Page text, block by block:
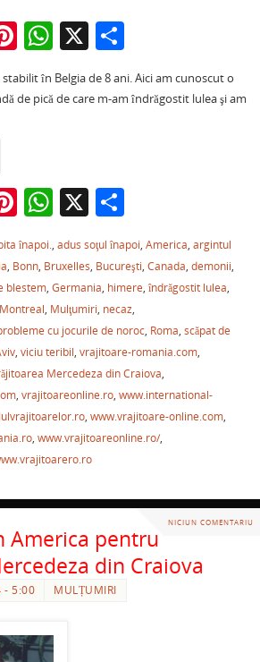
Pi
nt
er
W
h
at
p
p
X P
ar
ta
ză
în Belgia de 8 ani. Aici am cunoscut o
de pică de care m-am îndrăgostit lulea şi am
Pi
nt
er
e
st
W
h
at
s
A
p
p
X P
ar
ta
je
a
ză
înapoi.,adus soţul înapoi,America,argintul
, Bonn, Bruxelles, Bucureşti,Canada,demonii,
blestem, Germania, himere, îndrăgostit lulea,
Montreal, Mulţumiri, necaz,
cu jocurile de noroc, Roma, scăpat de
, viciu teribil, vrajitoare-romania.com,
Mercedeza din Craiova,
, vrajitoareonline.ro, www.international-
, www.vrajitoare-online.com,
, www.vrajitoareonline.ro/,
NICIUN COMENTARIU
America pentru
din Craiova
- 5:00 MULȚUMIRI